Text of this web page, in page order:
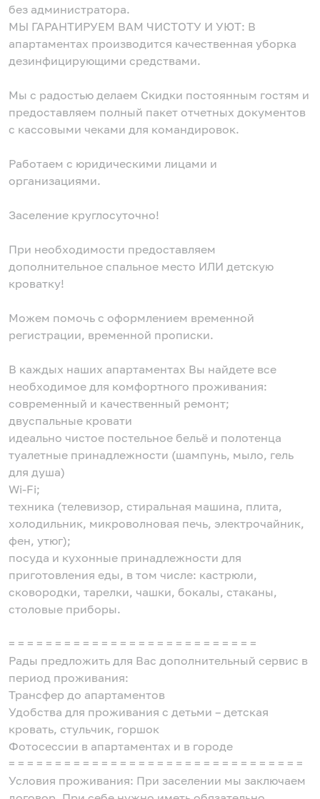
без администратора.
МЫ ГАРАНТИРУЕМ ВАМ ЧИСТОТУ И УЮТ: В
апартаментах производится качественная уборка
дезинфицирующими средствами.
Мы с радостью делаем Скидки постоянным гостям и
предоставляем полный пакет отчетных документов
с кассовыми чеками для командировок.
Работаем с юридическими лицами и
организациями.
Заселение круглосуточно!
При необходимости предоставляем
дополнительное спальное место ИЛИ детскую
кроватку!
Можем помочь с оформлением временной
регистрации, временной прописки.
В каждых наших апартаментах Вы найдете все
необходимое для комфортного проживания:
современный и качественный ремонт;
двуспальные кровати
идеально чистое постельное бельё и полотенца
туалетные принадлежности (шампунь, мыло, гель
для душа)
Wi-Fi;
техника (телевизор, стиральная машина, плита,
холодильник, микроволновая печь, электрочайник,
фен, утюг);
посуда и кухонные принадлежности для
приготовления еды, в том числе: кастрюли,
сковородки, тарелки, чашки, бокалы, стаканы,
столовые приборы.
= = = = = = = = = = = = = = = = = = = = = = = = = = =
Рады предложить для Вас дополнительный сервис в
период проживания:
Трансфер до апартаментов
Удобства для проживания с детьми – детская
кровать, стульчик, горшок
Фотосессии в апартаментах и в городе
= = = = = = = = = = = = = = = = = = = = = = = = = = = = = = = =
Условия проживания: При заселении мы заключаем